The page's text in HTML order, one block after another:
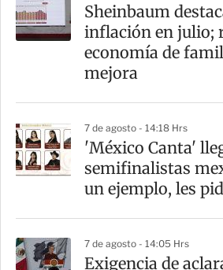
Sheinbaum
inflación en julio;
economía de
mejora
7 de agosto - 14:18 Hrs
'México Canta'
semifinalistas
un ejemplo, les
7 de agosto - 14:05 Hrs
Exigencia de